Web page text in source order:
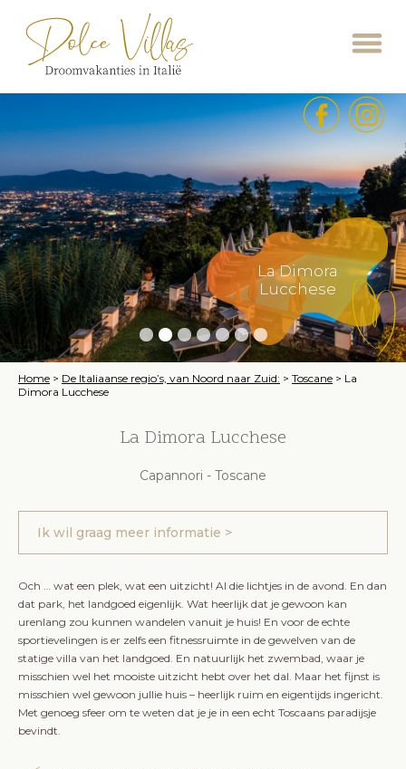
La Dimora
Lucchese
Home > De Italiaanse regio’s, van Noord naar Zuid: > Toscane > La
Dimora Lucchese
La Dimora Lucchese
Capannori - Toscane
Ik wil graag meer informatie >
Och … wat een plek, wat een uitzicht! Al die lichtjes in de avond. En dan
dat park, het landgoed eigenlijk. Wat heerlijk dat je gewoon kan
urenlang zou kunnen wandelen vanuit je huis! En voor de echte
sportievelingen is er zelfs een fitnessruimte in de gewelven van de
statige villa van het landgoed. En natuurlijk het zwembad, waar je
misschien wel het mooiste uitzicht hebt over het dal. Maar het fijnst is
misschien wel gewoon jullie huis – heerlijk ruim en eigentijds ingericht.
Met genoeg sfeer om te weten dat je je in een echt Toscaans paradijsje
bevindt.